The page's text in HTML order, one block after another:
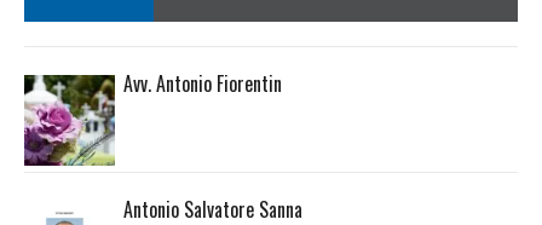
Avv. Antonio Fiorentin
Antonio Salvatore Sanna